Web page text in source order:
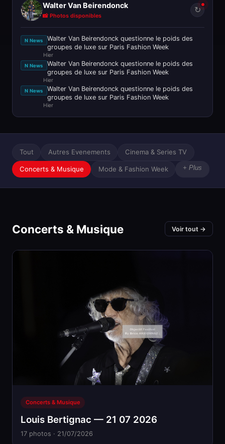
Walter Van Beirendonck
📸 Photos disponibles
↻
N News
Walter Van Beirendonck questionne le poids des
groupes de luxe sur Paris Fashion Week
Hier
N News
Walter Van Beirendonck questionne le poids des
groupes de luxe sur Paris Fashion Week
Hier
N News
Walter Van Beirendonck questionne le poids des
groupes de luxe sur Paris Fashion Week
Hier
Tout Autres Evenements Cinema & Series TV
Concerts & Musique Mode & Fashion Week + Plus
Concerts & Musique Voir tout →
Concerts & Musique
Louis Bertignac — 21 07 2026
17 photos · 21/07/2026